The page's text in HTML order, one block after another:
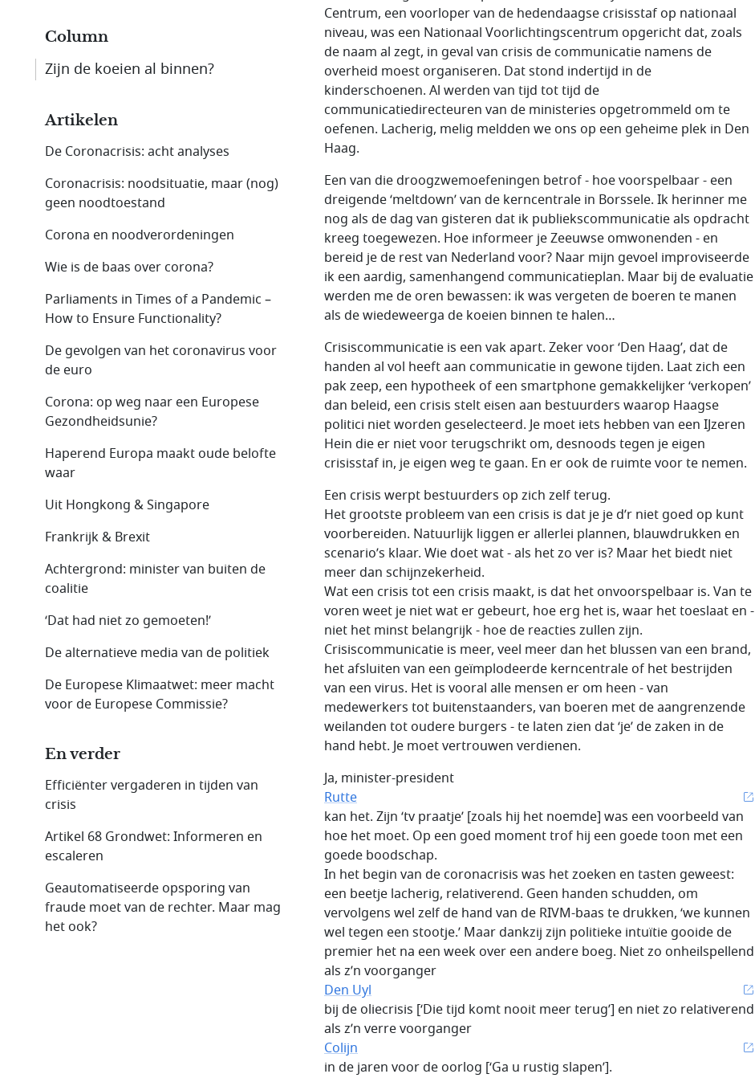
Centrum, een voorloper van de hedendaagse crisisstaf op nationaal
niveau, was een Nationaal Voorlichtingscentrum opgericht dat, zoals
de naam al zegt, in geval van crisis de communicatie namens de
overheid moest organiseren. Dat stond indertijd in de
kinderschoenen. Al werden van tijd tot tijd de
communicatiedirecteuren van de ministeries opgetrommeld om te
oefenen. Lacherig, melig meldden we ons op een geheime plek in Den
Haag.
Een van die droogzwemoefeningen betrof - hoe voorspelbaar - een
dreigende ‘meltdown’ van de kerncentrale in Borssele. Ik herinner me
nog als de dag van gisteren dat ik publiekscommunicatie als opdracht
kreeg toegewezen. Hoe informeer je Zeeuwse omwonenden - en
bereid je de rest van Nederland voor? Naar mijn gevoel improviseerde
ik een aardig, samenhangend communicatieplan. Maar bij de evaluatie
werden me de oren bewassen: ik was vergeten de boeren te manen
als de wiedeweerga de koeien binnen te halen…
Crisiscommunicatie is een vak apart. Zeker voor ‘Den Haag’, dat de
handen al vol heeft aan communicatie in gewone tijden. Laat zich een
pak zeep, een hypotheek of een smartphone gemakkelijker ‘verkopen’
dan beleid, een crisis stelt eisen aan bestuurders waarop Haagse
politici niet worden geselecteerd. Je moet iets hebben van een IJzeren
Hein die er niet voor terugschrikt om, desnoods tegen je eigen
crisisstaf in, je eigen weg te gaan. En er ook de ruimte voor te nemen.
Een crisis werpt bestuurders op zich zelf terug.
Het grootste probleem van een crisis is dat je je d’r niet goed op kunt
voorbereiden. Natuurlijk liggen er allerlei plannen, blauwdrukken en
scenario’s klaar. Wie doet wat - als het zo ver is? Maar het biedt niet
meer dan schijnzekerheid.
Wat een crisis tot een crisis maakt, is dat het onvoorspelbaar is. Van te
voren weet je niet wat er gebeurt, hoe erg het is, waar het toeslaat en -
niet het minst belangrijk - hoe de reacties zullen zijn.
Crisiscommunicatie is meer, veel meer dan het blussen van een brand,
het afsluiten van een geïmplodeerde kerncentrale of het bestrijden
van een virus. Het is vooral alle mensen er om heen - van
medewerkers tot buitenstaanders, van boeren met de aangrenzende
weilanden tot oudere burgers - te laten zien dat ‘je’ de zaken in de
hand hebt. Je moet vertrouwen verdienen.
Ja, minister-president
Rutte
kan het. Zijn ‘tv praatje’ [zoals hij het noemde] was een voorbeeld van
hoe het moet. Op een goed moment trof hij een goede toon met een
goede boodschap.
In het begin van de coronacrisis was het zoeken en tasten geweest:
een beetje lacherig, relativerend. Geen handen schudden, om
vervolgens wel zelf de hand van de RIVM-baas te drukken, ‘we kunnen
wel tegen een stootje.’ Maar dankzij zijn politieke intuïtie gooide de
premier het na een week over een andere boeg. Niet zo onheilspellend
als z’n voorganger
Den Uyl
bij de oliecrisis [‘Die tijd komt nooit meer terug’] en niet zo relativerend
als z’n verre voorganger
Colijn
in de jaren voor de oorlog [‘Ga u rustig slapen’].
Column
Zijn de koeien al binnen?
Artikelen
De Coronacrisis: acht analyses
Coronacrisis: noodsituatie, maar (nog)
geen noodtoestand
Corona en noodverordeningen
Wie is de baas over corona?
Parliaments in Times of a Pandemic –
How to Ensure Functionality?
De gevolgen van het coronavirus voor
de euro
Corona: op weg naar een Europese
Gezondheidsunie?
Haperend Europa maakt oude belofte
waar
Uit Hongkong & Singapore
Frankrijk & Brexit
Achtergrond: minister van buiten de
coalitie
‘Dat had niet zo gemoeten!’
De alternatieve media van de politiek
De Europese Klimaatwet: meer macht
voor de Europese Commissie?
En verder
Efficiënter vergaderen in tijden van
crisis
Artikel 68 Grondwet: Informeren en
escaleren
Geautomatiseerde opsporing van
fraude moet van de rechter. Maar mag
het ook?